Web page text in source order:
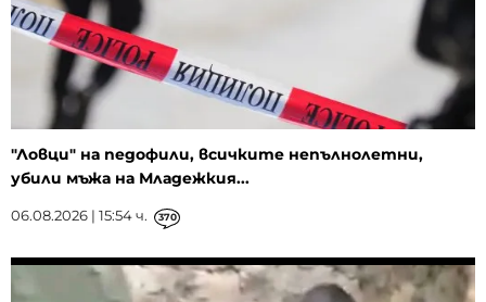
"Ловци" на педофили, всичките непълнолетни,
убили мъжа на Младежкия...
06.08.2026 | 15:54 ч. 370